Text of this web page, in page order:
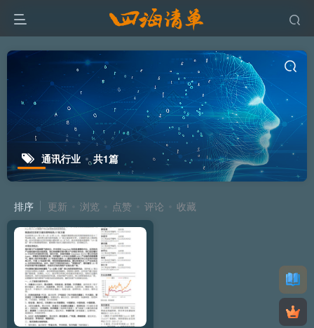
通讯行业 共1篇
排序 更新 浏览 点赞 评论 收藏